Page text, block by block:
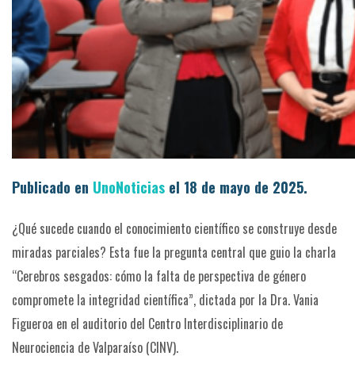
Publicado en UnoNoticias el 18 de mayo de 2025.
¿Qué sucede cuando el conocimiento científico se construye desde
miradas parciales? Esta fue la pregunta central que guio la charla
“Cerebros sesgados: cómo la falta de perspectiva de género
compromete la integridad científica”, dictada por la Dra. Vania
Figueroa en el auditorio del Centro Interdisciplinario de
Neurociencia de Valparaíso (CINV).